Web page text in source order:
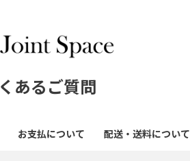
あるご質問
お支払について 配送・送料について